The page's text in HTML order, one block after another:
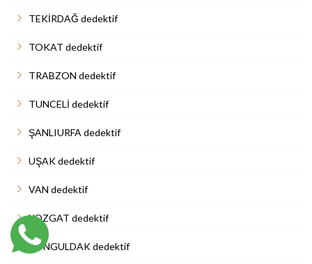
TEKİRDAĞ dedektif
TOKAT dedektif
TRABZON dedektif
TUNCELİ dedektif
ŞANLIURFA dedektif
UŞAK dedektif
VAN dedektif
YOZGAT dedektif
ZONGULDAK dedektif